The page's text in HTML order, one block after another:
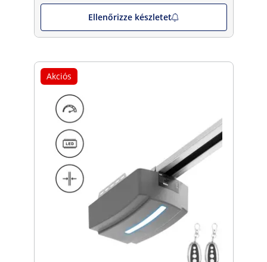
Ellenőrizze készletet
Akciós